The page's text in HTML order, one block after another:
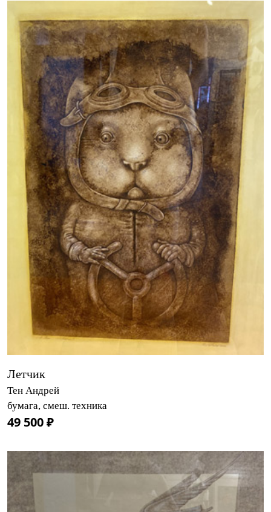
Летчик
Тен Андрей
бумага, смеш. техника
49 500 ₽